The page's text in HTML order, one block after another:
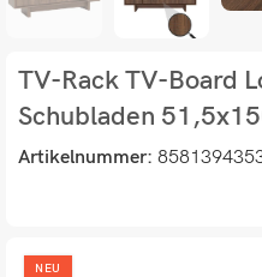
TV-Rack TV-Board
Schubladen
Artikelnummer:
NEU